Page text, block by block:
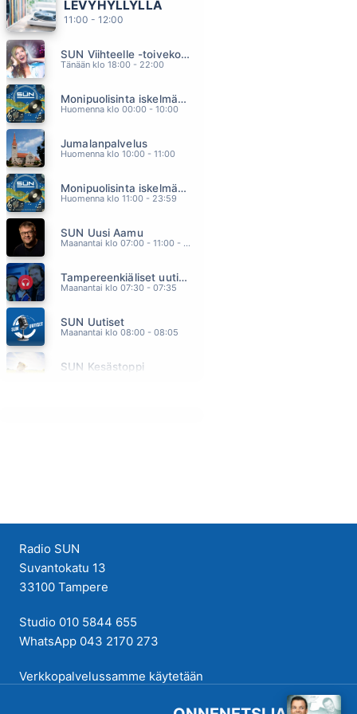
AALLONMURTAJA
MUSTIKKAMAA
MARJANPOIMIJA
LEVYHYLLYLLÄ
11:00 - 12:00
SUN Viihteelle -toivekonsertti
Tänään klo 18:00 - 22:00
Monipuolisinta iskelmää ja parasta poppia
Huomenna klo 00:00 - 10:00
Jumalanpalvelus
Huomenna klo 10:00 - 11:00
Monipuolisinta iskelmää ja parasta poppia
Huomenna klo 11:00 - 23:59
SUN Uusi Aamu
Maanantai klo 07:00 - 11:00 - Studiossa: Kimmo Hoivassilta
Tampereenkiäliset uutiset
Maanantai klo 07:30 - 07:35
SUN Uutiset
Maanantai klo 08:00 - 08:05
SUN Kesästoppi
Radio SUN
Suvantokatu 13
33100 Tampere
Studio 010 5844 655
WhatsApp 043 2170 273
Verkkopalvelussamme käytetään